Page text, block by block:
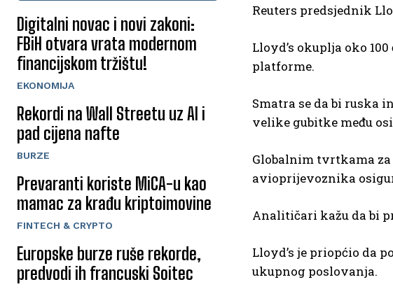
Digitalni novac i novi zakoni:
FBiH otvara vrata modernom
financijskom tržištu!
EKONOMIJA
Rekordi na Wall Streetu uz AI i
pad cijena nafte
BURZE
Prevaranti koriste MiCA-u kao
mamac za krađu kriptoimovine
FINTECH & CRYPTO
Europske burze ruše rekorde,
predvodi ih francuski Soitec
Reuters predsjednik
Lloyd’s okuplja oko
platforme.
Smatra se da bi ruska
velike gubitke među
Globalnim tvrtkama za
avioprijevoznika
Analitičari kažu da bi
Lloyd’s je priopćio da
ukupnog poslovanja.